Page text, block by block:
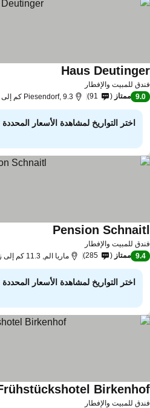
للمبيت والإفطار
Hausمشاهدة الأسعار
9.0 ممتاز 91 Piesendorf, 9.3 كم إلى زيل آم سي
اختر التواريخ لمشاهدة الأسعار المحددة
للمبيت والإفطار
Pensionمشاهدة الأسعار
9.4 ممتاز 285 ماريا الم, 11.3 كم إلى زيل آم سي
اختر التواريخ لمشاهدة الأسعار المحددة
للمبيت والإفطار
Frühstückshotel